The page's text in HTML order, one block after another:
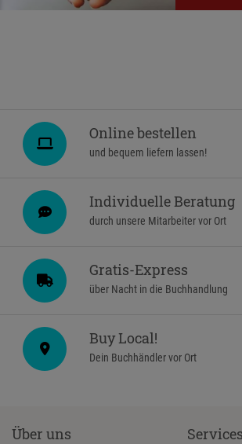
Online bestellen
und bequem liefern lassen!
Individuelle Beratung
durch unsere Mitarbeiter vor Ort
Gratis-Express
über Nacht in die Buchhandlung
Buy Local!
Dein Buchhändler vor Ort
Über uns Services